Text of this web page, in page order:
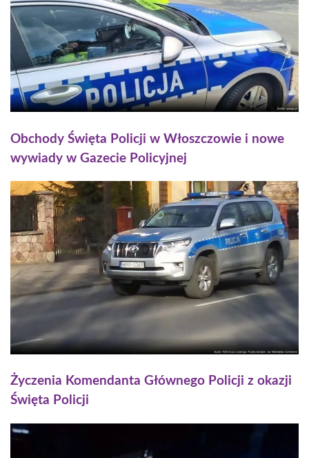
Obchody Święta Policji w Włoszczowie i nowe
wywiady w Gazecie Policyjnej
Życzenia Komendanta Głównego Policji z okazji
Święta Policji